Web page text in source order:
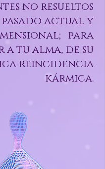
no resueltos
actual y
para
tu alma, de su
reincidencia
kármica.